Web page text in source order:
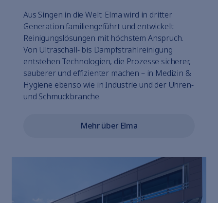
Aus Singen in die Welt: Elma wird in dritter
Generation familiengeführt und entwickelt
Reinigungslösungen mit höchstem Anspruch.
Von Ultraschall- bis Dampfstrahlreinigung
entstehen Technologien, die Prozesse sicherer,
sauberer und effizienter machen – in Medizin &
Hygiene ebenso wie in Industrie und der Uhren-
und Schmuckbranche.
Mehr über Elma